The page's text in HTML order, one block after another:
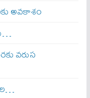
అవకాశం
వరుస